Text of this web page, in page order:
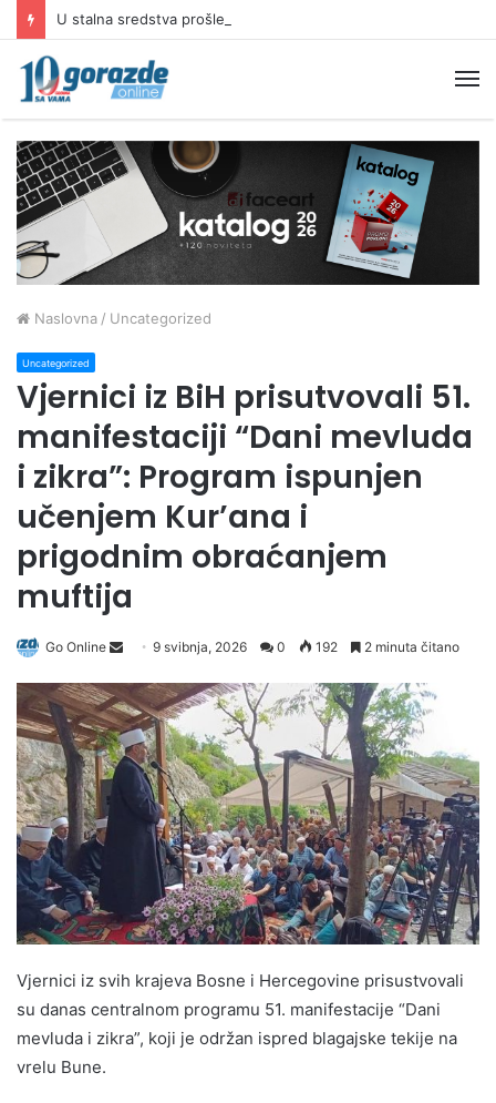
Naslovna / Uncategorized
Uncategorized
Vjernici iz BiH prisutvovali 51.
manifestaciji “Dani mevluda
i zikra”: Program ispunjen
učenjem Kur’ana i
prigodnim obraćanjem
muftija
Go Online
Send
email
9 svibnja, 2026 0 192 2 minuta čitano
Vjernici iz svih krajeva Bosne i Hercegovine prisustvovali
su danas centralnom programu 51. manifestacije “Dani
mevluda i zikra”, koji je održan ispred blagajske tekije na
vrelu Bune.